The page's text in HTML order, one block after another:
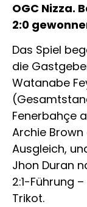
OGC Nizza.
2:0
Das Spiel
die
Watanabe
Fenerbahçe
Archie
Ausgleich,
Jhon Duran
2:1-Führung
Trikot.